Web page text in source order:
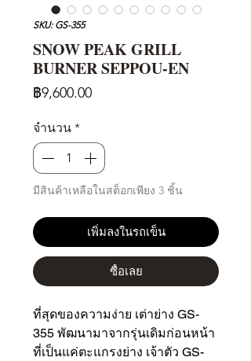
SKU: GS-355
SNOW PEAK GRILL
BURNER SEPPOU-EN
฿9,600.00ราคา
จำนวน *
มีสินค้าเหลือในสต็อกเพียง 3 ชิ้น
เพิ่มลงในรถเข็น
ซื้อเลย
ที่สุดของความง่าย เต่าย่าง GS-
355 พัฒนามาจากรุ่นเดิมก่อนหน้า
ที่เป็นแค่ตะแกรงย่าง เจ้าตัว GS-